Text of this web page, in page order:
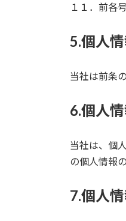
１１．前各
5.個人
当社は前条
6.個人
当社は、個
の個人情報
7.個人